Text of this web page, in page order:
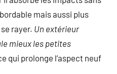
mais aussi plus
rayer. Un extérieur
mieux les petites
qui prolonge l’aspect neuf